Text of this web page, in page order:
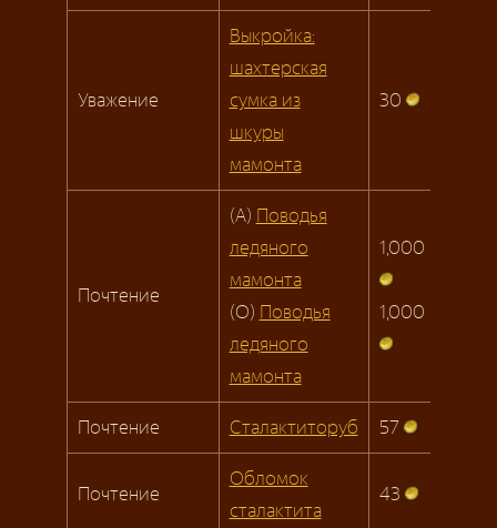
Уважение
Выкройка:
шахтерская
сумка из
шкуры
мамонта
30
Почтение
(A) Поводья
ледяного
мамонта
(О) Поводья
ледяного
мамонта
1,000
1,000
Почтение Сталактиторуб 57
Почтение
Обломок
сталактита
43